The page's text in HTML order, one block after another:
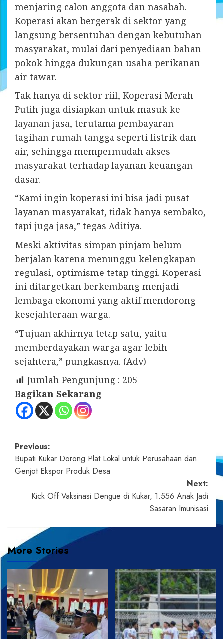
menjaring calon anggota dan nasabah.
Koperasi akan bergerak di sektor yang
langsung bersentuhan dengan kebutuhan
masyarakat, mulai dari penyediaan bahan
pokok hingga dukungan usaha perikanan
air tawar.
Tak hanya di sektor riil, Koperasi Merah
Putih juga disiapkan untuk masuk ke
layanan jasa, terutama pembayaran
tagihan rumah tangga seperti listrik dan
air, sehingga mempermudah akses
masyarakat terhadap layanan keuangan
dasar.
“Kami ingin koperasi ini bisa jadi pusat
layanan masyarakat, tidak hanya sembako,
tapi juga jasa,” tegas Aditiya.
Meski aktivitas simpan pinjam belum
berjalan karena menunggu kelengkapan
regulasi, optimisme tetap tinggi. Koperasi
ini ditargetkan berkembang menjadi
lembaga ekonomi yang aktif mendorong
kesejahteraan warga.
“Tujuan akhirnya tetap satu, yaitu
memberdayakan warga agar lebih
sejahtera,” pungkasnya. (Adv)
Jumlah Pengunjung : 205
Bagikan Sekarang
Post
navigation
Previous:
Bupati Kukar Dorong Plat Lokal untuk Perusahaan dan
Genjot Ekspor Produk Desa
Next:
Kick Off Vaksinasi Dengue di Kukar, 1.556 Anak Jadi
Sasaran Imunisasi
More Stories